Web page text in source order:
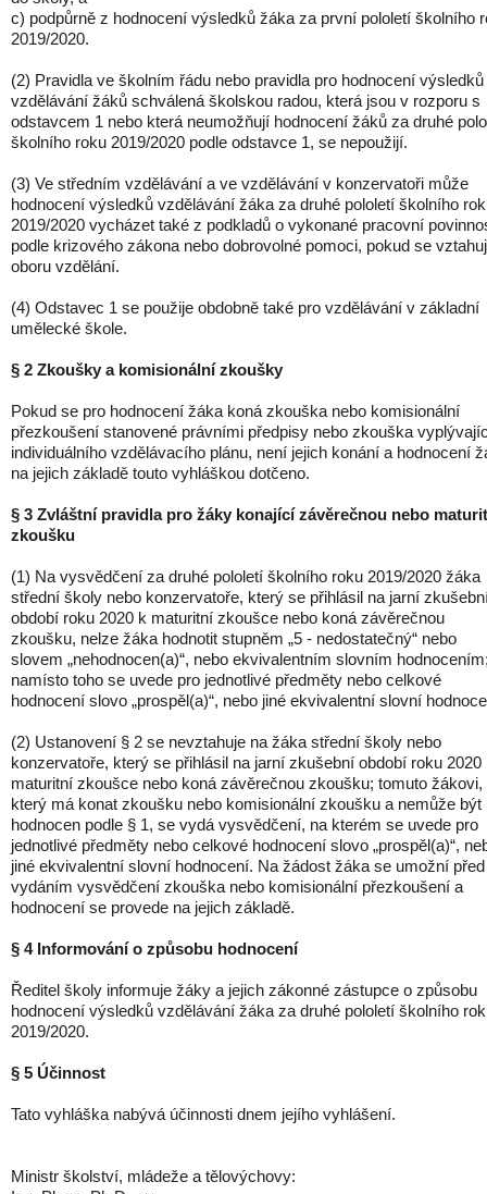
c) podpůrně z hodnocení výsledků žáka za první pololetí školního
2019/2020.
(2) Pravidla ve školním řádu nebo pravidla pro hodnocení výsledků
vzdělávání žáků schválená školskou radou, která jsou v rozporu s
odstavcem 1 nebo která neumožňují hodnocení žáků za druhé
školního roku 2019/2020 podle odstavce 1, se nepoužijí.
(3) Ve středním vzdělávání a ve vzdělávání v konzervatoři může
hodnocení výsledků vzdělávání žáka za druhé pololetí školního
2019/2020 vycházet také z podkladů o vykonané pracovní
podle krizového zákona nebo dobrovolné pomoci, pokud se
oboru vzdělání.
(4) Odstavec 1 se použije obdobně také pro vzdělávání v základní
umělecké škole.
§ 2 Zkoušky a komisionální zkoušky
Pokud se pro hodnocení žáka koná zkouška nebo komisionální
přezkoušení stanovené právními předpisy nebo zkouška
individuálního vzdělávacího plánu, není jejich konání a hodnocení
na jejich základě touto vyhláškou dotčeno.
§ 3 Zvláštní pravidla pro žáky konající závěrečnou nebo
zkoušku
(1) Na vysvědčení za druhé pololetí školního roku 2019/2020 žáka
střední školy nebo konzervatoře, který se přihlásil na jarní
období roku 2020 k maturitní zkoušce nebo koná závěrečnou
zkoušku, nelze žáka hodnotit stupněm „5 - nedostatečný“ nebo
slovem „nehodnocen(a)“, nebo ekvivalentním slovním
namísto toho se uvede pro jednotlivé předměty nebo celkové
hodnocení slovo „prospěl(a)“, nebo jiné ekvivalentní slovní
(2) Ustanovení § 2 se nevztahuje na žáka střední školy nebo
konzervatoře, který se přihlásil na jarní zkušební období roku 2020
maturitní zkoušce nebo koná závěrečnou zkoušku; tomuto žákovi,
který má konat zkoušku nebo komisionální zkoušku a nemůže být
hodnocen podle § 1, se vydá vysvědčení, na kterém se uvede pro
jednotlivé předměty nebo celkové hodnocení slovo „prospěl(a)“,
jiné ekvivalentní slovní hodnocení. Na žádost žáka se umožní před
vydáním vysvědčení zkouška nebo komisionální přezkoušení a
hodnocení se provede na jejich základě.
§ 4 Informování o způsobu hodnocení
Ředitel školy informuje žáky a jejich zákonné zástupce o způsobu
hodnocení výsledků vzdělávání žáka za druhé pololetí školního
2019/2020.
§ 5 Účinnost
Tato vyhláška nabývá účinnosti dnem jejího vyhlášení.
Ministr školství, mládeže a tělovýchovy: